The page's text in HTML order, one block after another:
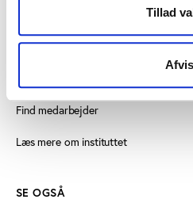
Tillad
Afvis
Vester Allé 8B, 3. sal, 8000 Aarhus C
+45 3266 1030
Find medarbejder
Læs mere om instituttet
SE OGSÅ